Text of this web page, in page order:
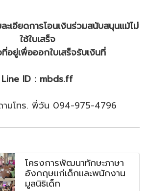
เอียดการโอนเงินร่วมสนับสนุนแม้ไม่
ใช้ใบเสร็จ
อยู่เพื่อออกใบเสร็จรับเงินที่
Line ID : mbds.ff
มโทร. พี่วัน 094-975-4796
โครงการพัฒนาทักษะภาษา
อังกฤษแก่เด็กและพนักงาน
มูลนิธิเด็ก